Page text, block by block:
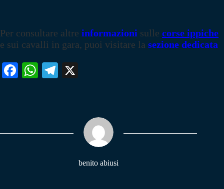
Per consultare altre informazioni sulle corse ippiche
e sui cavalli in gara, puoi visitare la sezione dedicata
Fa W
pp
Te
m
benito abiusi